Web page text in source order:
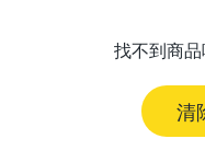
找不到商
清